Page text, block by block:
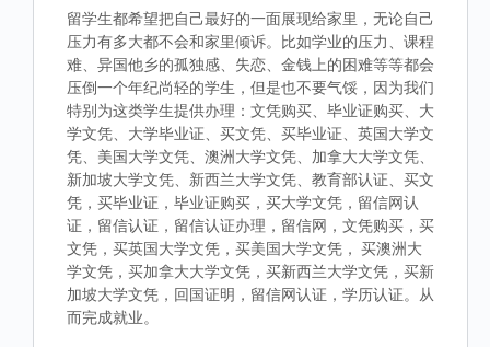
留学生都希望把自己最好的一面展现给家里，无论自己
压力有多大都不会和家里倾诉。比如学业的压力、课程
难、异国他乡的孤独感、失恋、金钱上的困难等等都会
压倒一个年纪尚轻的学生，但是也不要气馁，因为我们
特别为这类学生提供办理：文凭购买、毕业证购买、大
学文凭、大学毕业证、买文凭、买毕业证、英国大学文
凭、美国大学文凭、澳洲大学文凭、加拿大大学文凭、
新加坡大学文凭、新西兰大学文凭、教育部认证、买文
凭，买毕业证，毕业证购买，买大学文凭，留信网认
证，留信认证，留信认证办理，留信网，文凭购买，买
文凭，买英国大学文凭，买美国大学文凭， 买澳洲大
学文凭，买加拿大大学文凭，买新西兰大学文凭，买新
加坡大学文凭，回国证明，留信网认证，学历认证。从
而完成就业。